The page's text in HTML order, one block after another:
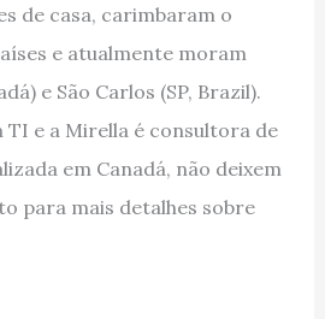
de casa, carimbaram o
e atualmente moram
e São Carlos (SP, Brazil).
TI e a Mirella é consultora de
em Canadá, não deixem
para mais detalhes sobre